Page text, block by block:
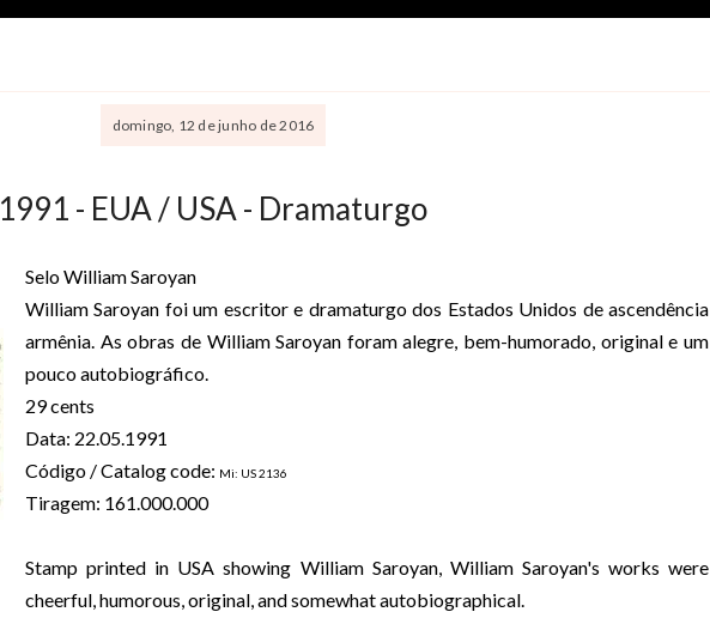
domingo, 12 de junho de 2016
1991 - EUA / USA - Dramaturgo
Selo William Saroyan
William Saroyan foi um escritor e dramaturgo dos Estados Unidos de ascendência
armênia. As obras de William Saroyan foram alegre, bem-humorado, original e um
pouco autobiográfico.
29 cents
Data: 22.05.1991
Código / Catalog code: Mi: US 2136
Tiragem: 161.000.000
Stamp printed in USA showing William Saroyan, William Saroyan's works were
cheerful, humorous, original, and somewhat autobiographical.